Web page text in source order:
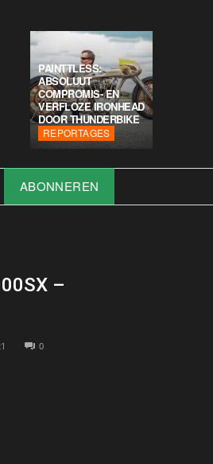
PAINTTLESS:
ABSOLUUT
COMPROMIS- EN
VERFLOZE IRONHEAD
DOOR THUNDERBIKE
REPORTAGES
ABONNEREN
–
0